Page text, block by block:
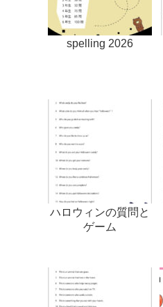
spelling 2026
ハロウィンの質問と
ゲーム